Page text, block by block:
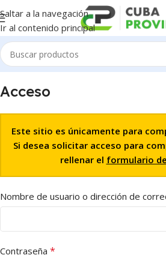
Saltar a la navegación
Ir al contenido principal
Acceso
Este sitio es únicamente para
Si desea solicitar acceso para
rellenar el formulario
Nombre de usuario o dirección de
Contraseña *